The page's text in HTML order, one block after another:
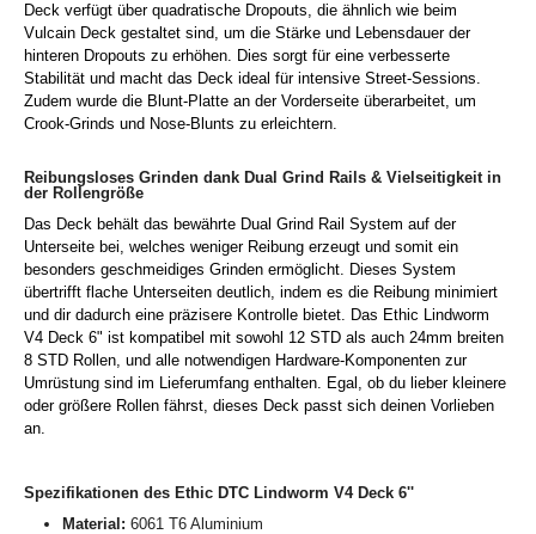
Deck verfügt über quadratische Dropouts, die ähnlich wie beim
Vulcain Deck gestaltet sind, um die Stärke und Lebensdauer der
hinteren Dropouts zu erhöhen. Dies sorgt für eine verbesserte
Stabilität und macht das Deck ideal für intensive Street-Sessions.
Zudem wurde die Blunt-Platte an der Vorderseite überarbeitet, um
Crook-Grinds und Nose-Blunts zu erleichtern.
Reibungsloses Grinden dank Dual Grind Rails & Vielseitigkeit in
der Rollengröße
Das Deck behält das bewährte Dual Grind Rail System auf der
Unterseite bei, welches weniger Reibung erzeugt und somit ein
besonders geschmeidiges Grinden ermöglicht. Dieses System
übertrifft flache Unterseiten deutlich, indem es die Reibung minimiert
und dir dadurch eine präzisere Kontrolle bietet.
Das Ethic Lindworm
V4 Deck 6" ist kompatibel mit sowohl 12 STD als auch 24mm breiten
8 STD Rollen, und alle notwendigen Hardware-Komponenten zur
Umrüstung sind im Lieferumfang enthalten. Egal, ob du lieber kleinere
oder größere Rollen fährst, dieses Deck passt sich deinen Vorlieben
an.
Spezifikationen des Ethic DTC Lindworm V4 Deck 6''
Material: 6061 T6 Aluminium